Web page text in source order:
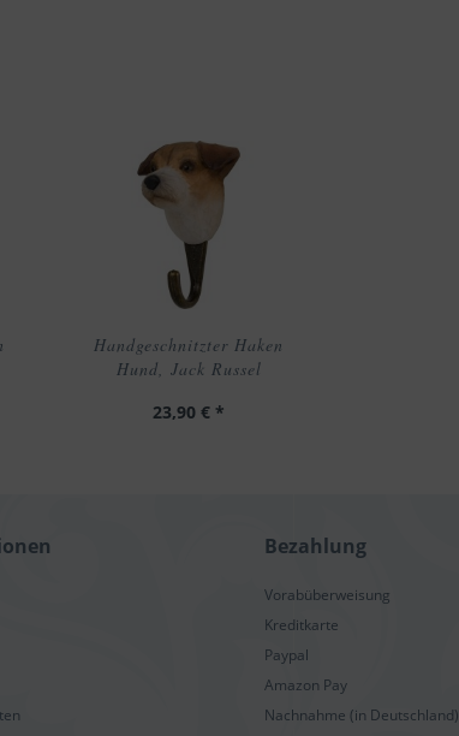
Handgeschnitzter Haken
Hund, Jack Russel
23,90 € *
Bezahlung
Vorabüberweisung
Kreditkarte
Paypal
Amazon Pay
Nachnahme (in Deutschland)